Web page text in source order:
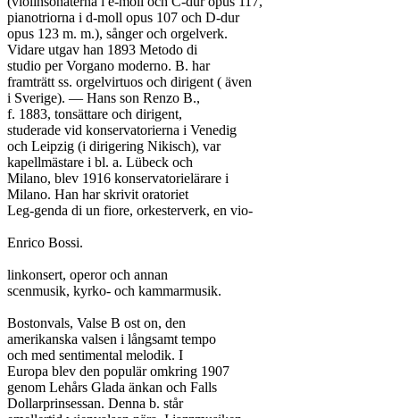
pianotriorna i d-moll opus 107 och D-dur
opus 123 m. m.), sånger och orgelverk.
Vidare utgav han 1893 Metodo di
studio per Vorgano moderno. B. har
framträtt ss. orgelvirtuos och dirigent ( även
i Sverige). — Hans son Renzo B.,
f. 1883, tonsättare och dirigent,
studerade vid konservatorierna i Venedig
och Leipzig (i dirigering Nikisch), var
kapellmästare i bl. a. Lübeck och
Milano, blev 1916 konservatorielärare i
Milano. Han har skrivit oratoriet
Leg-genda di un fiore, orkesterverk, en vio-
Enrico Bossi.
linkonsert, operor och annan
scenmusik, kyrko- och kammarmusik.
Bostonvals, Valse B ost on, den
amerikanska valsen i långsamt tempo
och med sentimental melodik. I
Europa blev den populär omkring 1907
genom Lehårs Glada änkan och Falls
Dollarprinsessan. Denna b. står